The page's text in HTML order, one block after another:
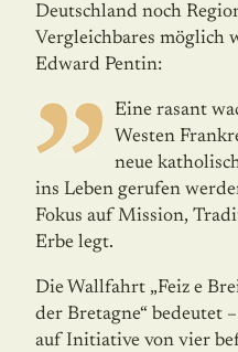
Deutschland noch
Vergleichbares möglich
Edward Pentin:
Eine rasant
Westen
neue
ins Leben gerufen
Fokus auf Mission,
Erbe legt.
Die Wallfahrt „Feiz e
der Bretagne“ bedeutet
auf Initiative von vier